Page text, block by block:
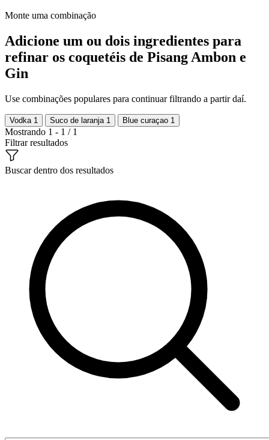
Monte uma combinação
Adicione um ou dois ingredientes para
refinar os coquetéis de Pisang Ambon e
Gin
Use combinações populares para continuar filtrando a partir daí.
Vodka 1 Suco de laranja 1 Blue curaçao 1
Mostrando 1 - 1 / 1
Filtrar resultados
Buscar dentro dos resultados